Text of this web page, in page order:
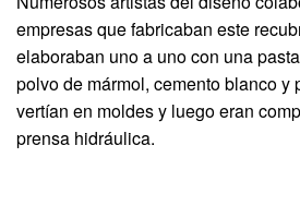
empresas que fabricaban este
elaboraban uno a uno con una
polvo de mármol, cemento blanco y
vertían en moldes y luego eran
prensa hidráulica.